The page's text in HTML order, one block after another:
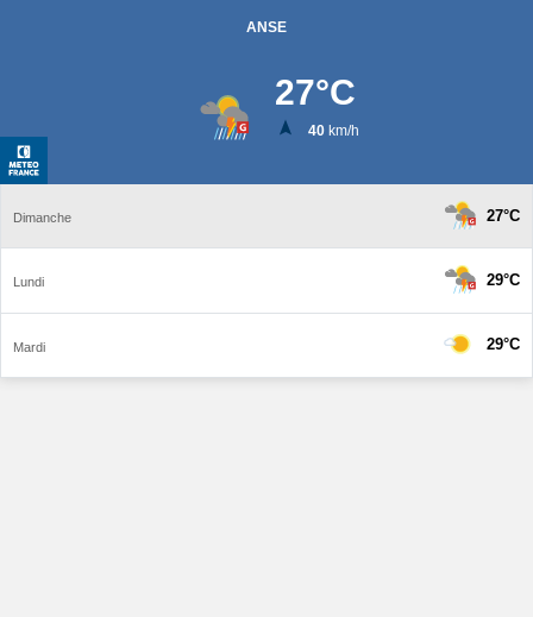
ANSE
27°C
40km/h
Dimanche 27°C
Lundi 29°C
Mardi 29°C